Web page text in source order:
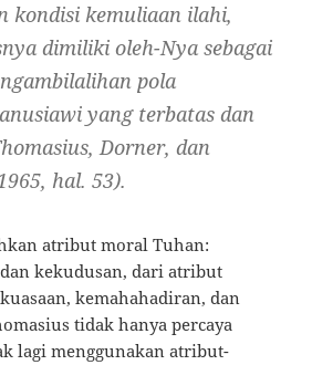
kondisi kemuliaan ilahi,
dimiliki oleh-Nya sebagai
pola
yang terbatas dan
Dorner, dan
hal. 53).
atribut moral Tuhan:
kekudusan, dari atribut
kemahahadiran, dan
tidak hanya percaya
lagi menggunakan atribut-